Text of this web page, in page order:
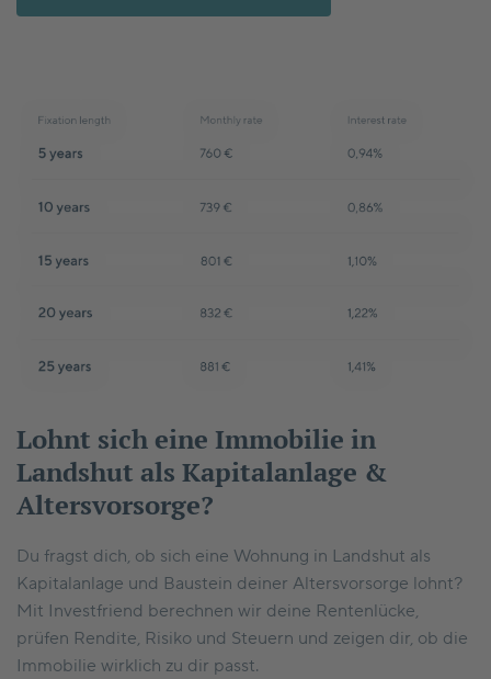
Lohnt sich eine Immobilie in
Landshut als Kapitalanlage &
Altersvorsorge?
Du fragst dich, ob sich eine Wohnung in Landshut als
Kapitalanlage und Baustein deiner Altersvorsorge lohnt?
Mit Investfriend berechnen wir deine Rentenlücke,
prüfen Rendite, Risiko und Steuern und zeigen dir, ob die
Immobilie wirklich zu dir passt.